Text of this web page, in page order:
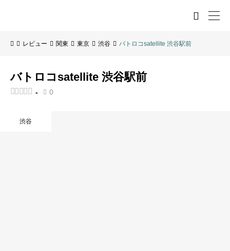

レビュー 関東 東京 渋谷 バトロコsatellite 渋谷駅前
バトロコsatellite 渋谷駅前
   -  0
渋谷